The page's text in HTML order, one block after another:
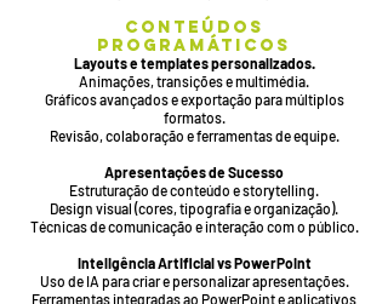
CONTEúDOS
PROGRAMÁTICOS
Layouts e templates personalizados.
Animações, transições e multimédia.
Gráficos avançados e exportação para múltiplos
formatos.
Revisão, colaboração e ferramentas de equipe.
Apresentações de Sucesso
Estruturação de conteúdo e storytelling.
Design visual (cores, tipografia e organização).
Técnicas de comunicação e interação com o público.
Inteligência Artificial vs PowerPoint
Uso de IA para criar e personalizar apresentações.
Ferramentas integradas ao PowerPoint e aplicativos